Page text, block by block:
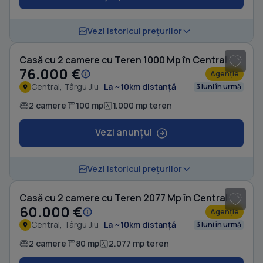
Vezi istoricul prețurilor
Casă cu 2 camere cu Teren 1000 Mp în Central
76.000 € Agenție
Central, Târgu Jiu La ~10km distanță 3 luni în urmă
2 camere 100 mp 1.000 mp teren
Vezi anunțul
Vezi istoricul prețurilor
Casă cu 2 camere cu Teren 2077 Mp în Central
60.000 € Agenție
Central, Târgu Jiu La ~10km distanță 3 luni în urmă
2 camere 80 mp 2.077 mp teren